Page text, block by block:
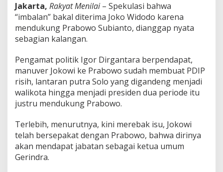
a
b
o
w
o
P
e
n
g
a
m
t
:
I
m
Jakarta, Rakyat Menilai– Spekulasi bahwa
“imbalan” bakal diterima Joko Widodo karena
mendukung Prabowo Subianto, dianggap nyata
sebagian kalangan.
Pengamat politik Igor Dirgantara berpendapat,
manuver Jokowi ke Prabowo sudah membuat PDIP
risih, lantaran putra Solo yang digandeng menjadi
walikota hingga menjadi presiden dua periode itu
justru mendukung Prabowo.
Terlebih, menurutnya, kini merebak isu, Jokowi
telah bersepakat dengan Prabowo, bahwa dirinya
akan mendapat jabatan sebagai ketua umum
Gerindra.